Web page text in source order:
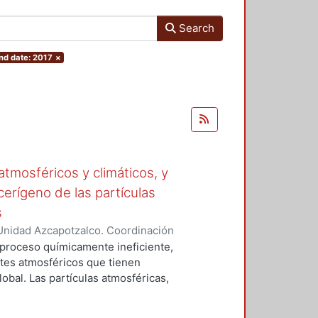
Search
date: 2017 ×
y climáticos, y
de las partículas
Azcapotzalco. Coordinación
LA ROSA, NAXIELI
químicamente ineficiente,
atmosféricos que tienen
Las partículas atmosféricas,